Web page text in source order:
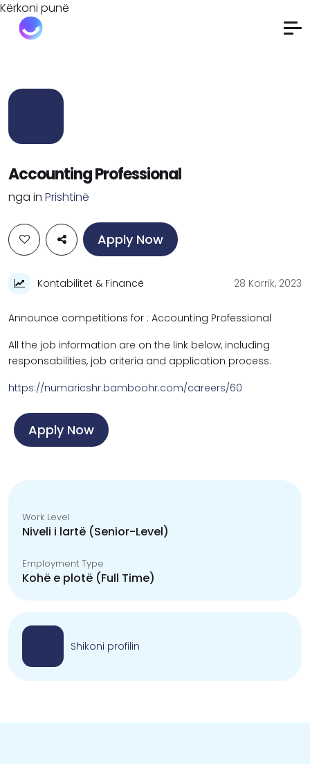
Kërkoni punë
Accounting Professional
nga in Prishtinë
Apply Now
Kontabilitet & Financë 28 Korrik, 2023
Announce competitions for : Accounting Professional
All the job information are on the link below, including
responsabilities, job criteria and application process.
https://numaricshr.bamboohr.com/careers/60
Apply Now
Work Level
Niveli i lartë (Senior-Level)
Employment Type
Kohë e plotë (Full Time)
Shikoni profilin